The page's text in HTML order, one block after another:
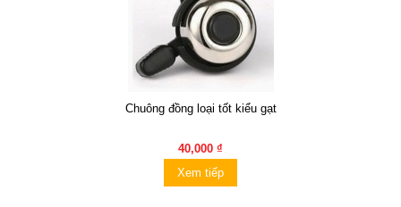
Chuông đồng loại tốt kiểu gạt
40,000 ₫
Xem tiếp